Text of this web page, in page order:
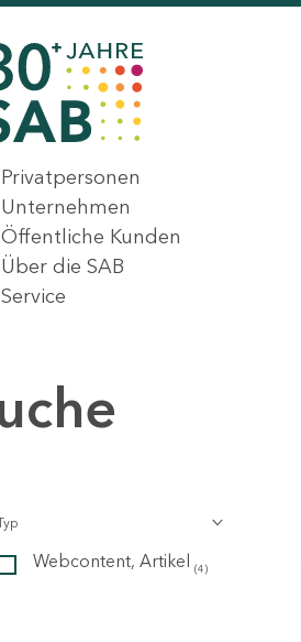
Privatpersonen
Unternehmen
Öffentliche Kunden
Über die SAB
Service
Webcontent, Artikel (4)